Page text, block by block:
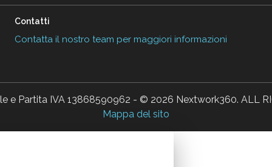
Contatti
Contatta il nostro team per maggiori informazioni
e Partita IVA 13868590962 - © 2026 Nextwork360. ALL
Mappa del sito